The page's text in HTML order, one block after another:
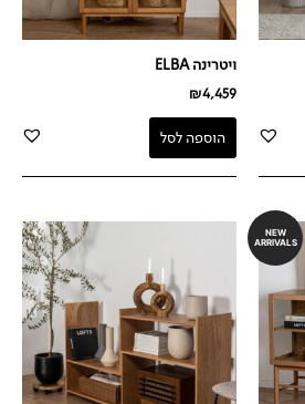
ויטרינה ELBA
₪4,459
הוספה לסל
NEW
ARRIVALS